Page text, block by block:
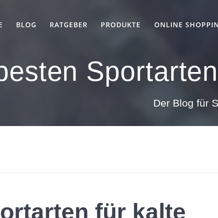
BLOG RATGEBER PRODUKTE ONLINE
Der Blog für
für kalte